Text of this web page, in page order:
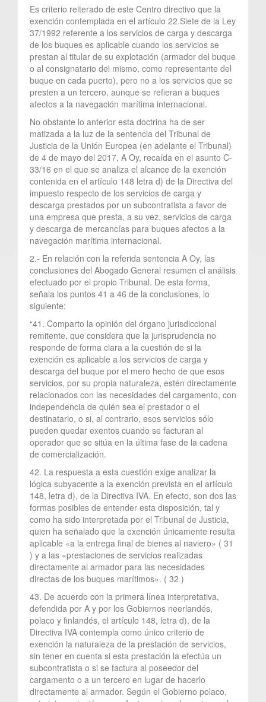
Es criterio reiterado de este Centro directivo que la
exención contemplada en el artículo 22.Siete de la Ley
37/1992 referente a los servicios de carga y descarga
de los buques es aplicable cuando los servicios se
prestan al titular de su explotación (armador del buque
o al consignatario del mismo, como representante del
buque en cada puerto), pero no a los servicios que se
presten a un tercero, aunque se refieran a buques
afectos a la navegación marítima internacional.
No obstante lo anterior esta doctrina ha de ser
matizada a la luz de la sentencia del Tribunal de
Justicia de la Unión Europea (en adelante el Tribunal)
de 4 de mayo del 2017, A Oy, recaída en el asunto C-
33/16 en el que se analiza el alcance de la exención
contenida en el artículo 148 letra d) de la Directiva del
impuesto respecto de los servicios de carga y
descarga prestados por un subcontratista a favor de
una empresa que presta, a su vez, servicios de carga
y descarga de mercancías para buques afectos a la
navegación marítima internacional.
2.- En relación con la referida sentencia A Oy, las
conclusiones del Abogado General resumen el análisis
efectuado por el propio Tribunal. De esta forma,
señala los puntos 41 a 46 de la conclusiones, lo
siguiente:
“41. Comparto la opinión del órgano jurisdiccional
remitente, que considera que la jurisprudencia no
responde de forma clara a la cuestión de si la
exención es aplicable a los servicios de carga y
descarga del buque por el mero hecho de que esos
servicios, por su propia naturaleza, estén directamente
relacionados con las necesidades del cargamento, con
independencia de quién sea el prestador o el
destinatario, o si, al contrario, esos servicios sólo
pueden quedar exentos cuando se facturan al
operador que se sitúa en la última fase de la cadena
de comercialización.
42. La respuesta a esta cuestión exige analizar la
lógica subyacente a la exención prevista en el artículo
148, letra d), de la Directiva IVA. En efecto, son dos las
formas posibles de entender esta disposición, tal y
como ha sido interpretada por el Tribunal de Justicia,
quien ha señalado que la exención únicamente resulta
aplicable «a la entrega final de bienes al naviero» ( 31
) y a las «prestaciones de servicios realizadas
directamente al armador para las necesidades
directas de los buques marítimos». ( 32 )
43. De acuerdo con la primera línea interpretativa,
defendida por A y por los Gobiernos neerlandés,
polaco y finlandés, el artículo 148, letra d), de la
Directiva IVA contempla como único criterio de
exención la naturaleza de la prestación de servicios,
sin tener en cuenta si esta prestación la efectúa un
subcontratista o si se factura al poseedor del
cargamento o a un tercero en lugar de hacerlo
directamente al armador. Según el Gobierno polaco,